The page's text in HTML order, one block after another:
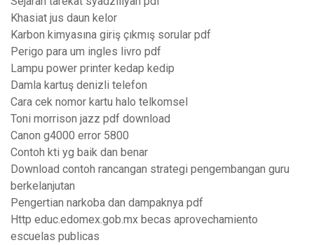
Khasiat jus daun kelor
Karbon kimyasına giriş çıkmış sorular pdf
Perigo para um ingles livro pdf
Lampu power printer kedap kedip
Damla kartuş denizli telefon
Cara cek nomor kartu halo telkomsel
Toni morrison jazz pdf download
Canon g4000 error 5800
Contoh kti yg baik dan benar
Download contoh rancangan strategi pengembangan guru
berkelanjutan
Pengertian narkoba dan dampaknya pdf
Http educ.edomex.gob.mx becas aprovechamiento
escuelas publicas